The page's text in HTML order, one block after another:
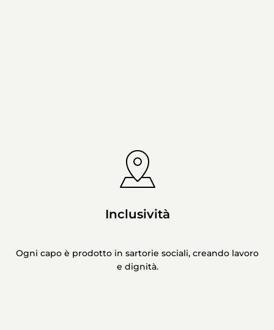
Inclusività
Ogni capo è prodotto in sartorie sociali, creando lavoro
e dignità.